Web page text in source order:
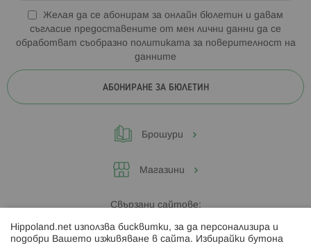
Желая да се абонирам за онлайн бюлетин и давам
съгласие предоставените от мен лични данни да се
обработват съобразно политиката за поверителност на
данните
АБОНИРАНЕ ЗА БЮЛЕТИН
Брошури
Магазини
Свързани сайтове:
Hippoland.ro
Hippoland.net използва бисквитки, за да персонализира и
подобри Вашето изживяване в сайта. Избирайки бутона